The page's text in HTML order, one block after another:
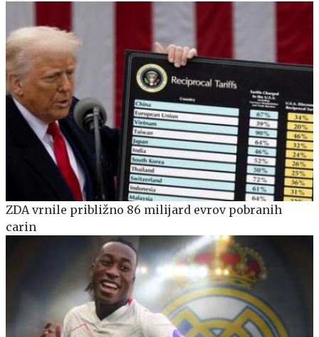
ZDA vrnile približno 86 milijard evrov pobranih
carin